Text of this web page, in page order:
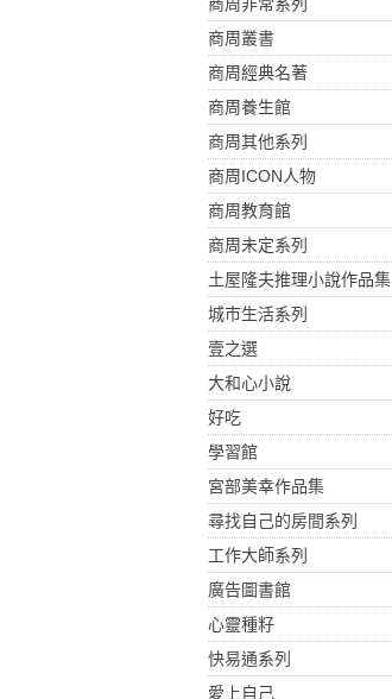
商周叢書
商周經典名著
商周養生館
商周其他系列
商周ICON人物
商周教育館
商周未定系列
土屋隆夫推理小說作品集
城市生活系列
壹之選
大和心小說
好吃
學習館
宮部美幸作品集
尋找自己的房間系列
工作大師系列
廣告圖書館
心靈種籽
快易通系列
愛上自己